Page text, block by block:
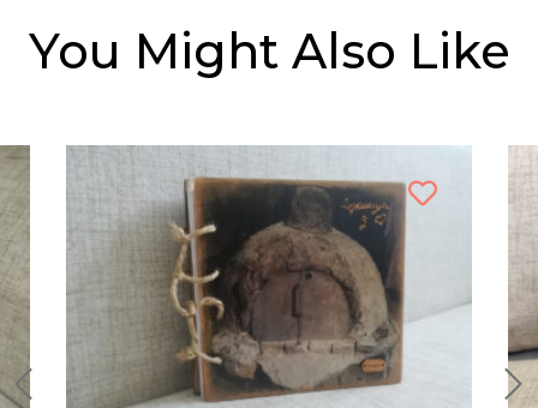
You Might Also Like